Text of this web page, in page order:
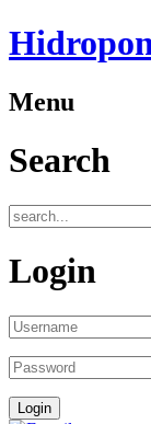
Menu
Search
Login